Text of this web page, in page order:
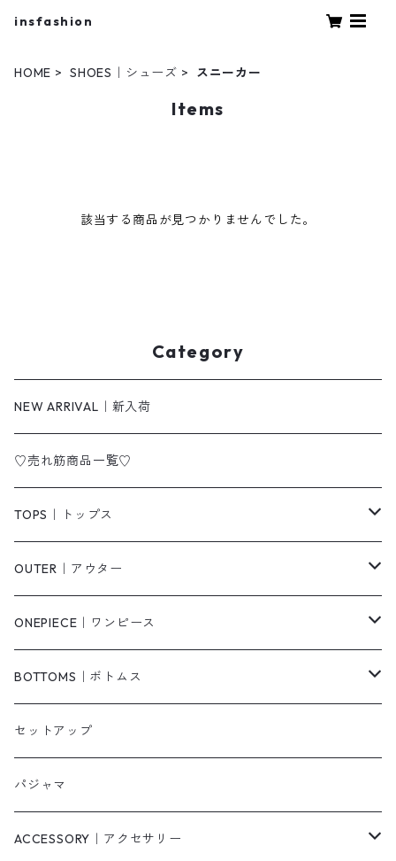
insfashion
HOME SHOES｜シューズ スニーカー
Items
該当する商品が見つかりませんでした。
Category
NEW ARRIVAL｜新入荷
♡売れ筋商品一覧♡
TOPS｜トップス
Tシャツ/カットソー
シャツ/ブラウス
ベスト/チョッキ
タンクトップ/キャミソール
スウェット/パーカー
ニット/セーター
OUTER｜アウター
ジャケット/ブルゾン
コート
カーディガン
ダウンコート
その他
ONEPIECE｜ワンピース
柄
無地
ニットワンピース
ロングワンピース
BOTTOMS｜ボトムス
パンツ・デニム
ショートパンツ
スカート
セットアップ
パジャマ
ACCESSORY｜アクセサリー